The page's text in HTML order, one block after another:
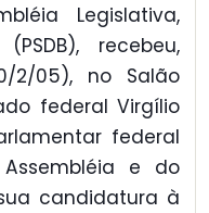
Legislativa,
recebeu,
2/05), no Salão
federal Virgílio
federal
e do
candidatura à